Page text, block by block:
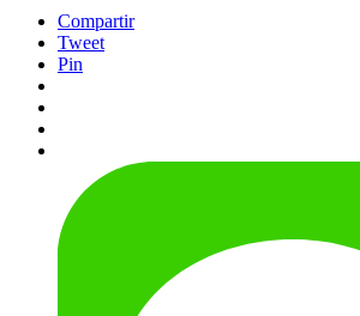
Compartir
Tweet
Pin